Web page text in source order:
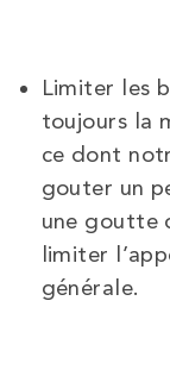
Limiter les
toujours la
ce dont
gouter un
une goutte
limiter
générale.